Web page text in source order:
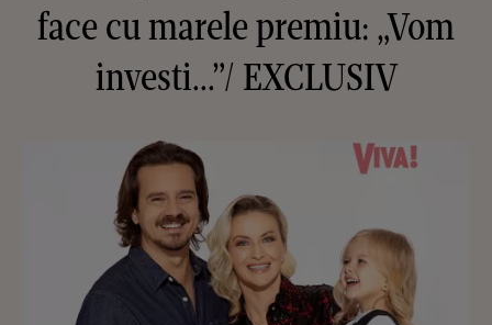
face cu marele premiu: „Vom
investi...”/ EXCLUSIV